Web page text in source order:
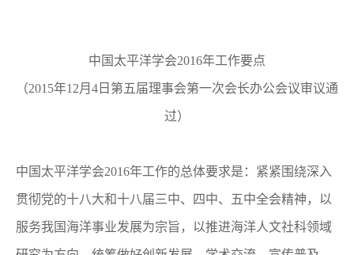
中国太平洋学会2016年工作要点
（2015年12月4日第五届理事会第一次会长办公会议审议通
过）
中国太平洋学会2016年工作的总体要求是：紧紧围绕深入
贯彻党的十八大和十八届三中、四中、五中全会精神，以
服务我国海洋事业发展为宗旨，以推进海洋人文社科领域